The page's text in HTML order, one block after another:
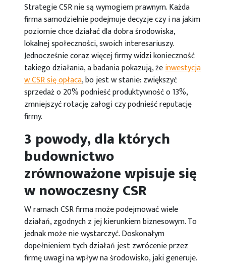
Strategie CSR nie są wymogiem prawnym. Każda
firma samodzielnie podejmuje decyzje czy i na jakim
poziomie chce działać dla dobra środowiska,
lokalnej społeczności, swoich interesariuszy.
Jednocześnie coraz więcej firmy widzi konieczność
takiego działania, a badania pokazują, żeinwestycja
w CSR się opłaca, bo jest w stanie: zwiększyć
sprzedaż o 20% podnieść produktywność o 13%,
zmniejszyć rotację załogi czy podnieść reputację
firmy.
3 powody, dla których
budownictwo
zrównoważone wpisuje się
w nowoczesny CSR
W ramach CSR firma może podejmować wiele
działań, zgodnych z jej kierunkiem biznesowym. To
jednak może nie wystarczyć. Doskonałym
dopełnieniem tych działań jest zwrócenie przez
firmę uwagi na wpływ na środowisko, jaki generuje.